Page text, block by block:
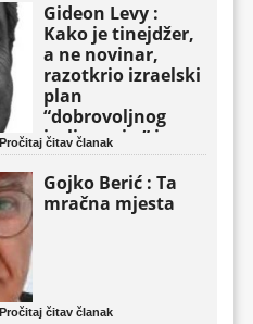
Gideon Levy :
Kako je tinejdžer,
a ne novinar,
razotkrio izraelski
plan
“dobrovoljnog
iseljavanja ” iz
Gaze
Pročitaj čitav članak
Gojko Berić : Ta
mračna mjesta
Pročitaj čitav članak